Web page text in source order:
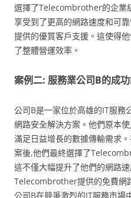
選擇了Telecombrother的企業
享受到了更高的網路速度和可
提供的優質客戶支援。這使得
了整體營運效率。
案例二: 服務業公司B的成
公司B是一家位於高雄的IT服務
網路安全解決方案。他們原本
滿足日益增長的數據傳輸需求
案後,他們最終選擇了
這不僅大幅提升了他們的網路
Telecombrother提供的免費網
公司B在競爭激烈的IT服務市場